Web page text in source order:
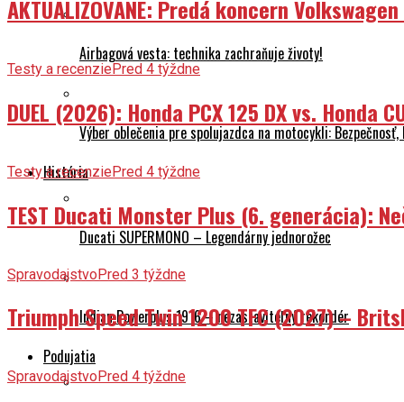
Airbagová vesta: technika zachraňuje životy!
Výber oblečenia pre spolujazdca na motocykli:
História
Ducati SUPERMONO – Legendárny jednorožec
Indian Powerplus 1916 – nezastaviteľný rekordér
Podujatia
AKTUALIZOVANÉ: Predá koncern
Testy a recenziePred 4 týždne
DUEL (2026): Honda PCX 125 DX vs.
Testy a recenziePred 4 týždne
TEST Ducati Monster Plus (6. generácia):
SpravodajstvoPred 3 týždne
Triumph Speed Twin 1200 TFC (2027) –
SpravodajstvoPred 4 týždne